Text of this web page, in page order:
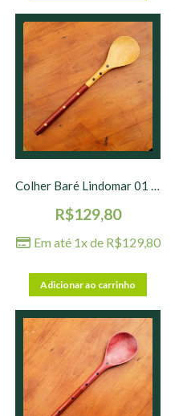
Colher Baré Lindomar 01 – 40 x 7 cm
R$129,80
Em até 1x de R$129,80
Adicionar ao carrinho